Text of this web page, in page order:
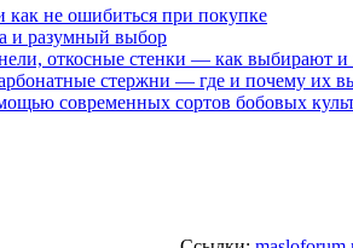
не ошибиться при покупке
и разумный выбор
откосные стенки — как выбирают и
стержни — где и почему их
современных сортов бобовых